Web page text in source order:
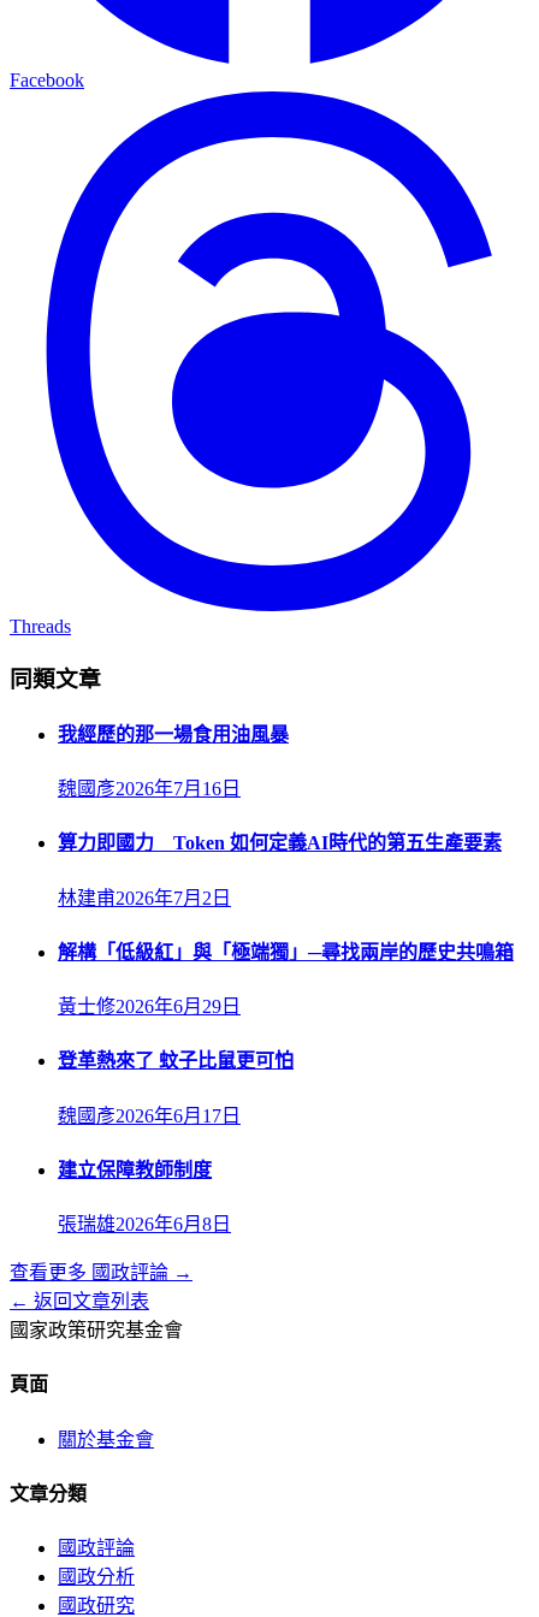
Facebook
Threads
同類文章
我經歷的那一場食用油風暴
魏國彥2026年7月16日
算力即國力 Token 如何定義AI時代的第五生產要素
林建甫2026年7月2日
解構「低級紅」與「極端獨」─尋找兩岸的歷史共鳴箱
黃士修2026年6月29日
登革熱來了 蚊子比鼠更可怕
魏國彥2026年6月17日
建立保障教師制度
張瑞雄2026年6月8日
查看更多 國政評論 →
← 返回文章列表
國家政策研究基金會
頁面
關於基金會
文章分類
國政評論
國政分析
國政研究